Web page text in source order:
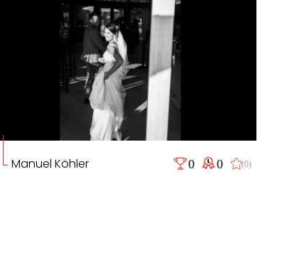
Manuel Köhler 0 0 (0)